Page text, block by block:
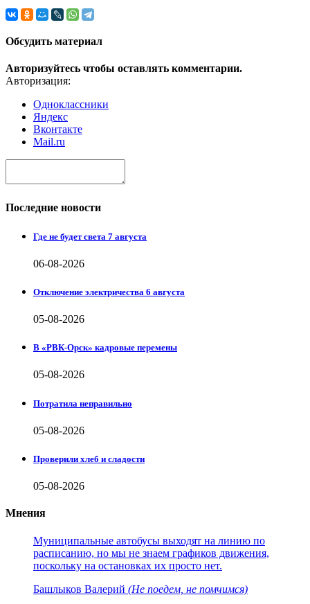
Обсудить материал
Авторизуйтесь чтобы оставлять комментарии.
Авторизация:
Одноклассники
Яндекс
Вконтакте
Mail.ru
Последние новости
Где не будет света 7 августа
06-08-2026
Отключение электричества 6 августа
05-08-2026
В «РВК-Орск» кадровые перемены
05-08-2026
Потратила неправильно
05-08-2026
Проверили хлеб и сладости
05-08-2026
Мнения
Муниципальные автобусы выходят на линию по
расписанию, но мы не знаем графиков движения,
поскольку на остановках их просто нет.
Башлыков Валерий (Не поедем, не помчимся)